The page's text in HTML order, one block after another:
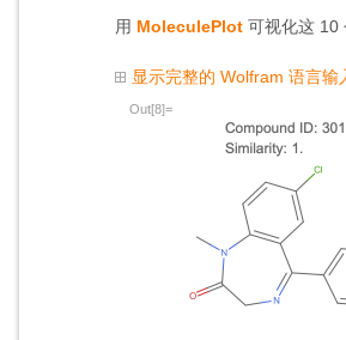
用 MoleculePlot 可视化这 10
显示完整的 Wolfram 语言输
Out[8]=